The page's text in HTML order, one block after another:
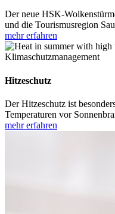
Der neue HSK-
und die Tourismusregion
mehr erfahren
Klimaschutzmanagement
Hitzeschutz
Der Hitzeschutz ist
Temperaturen vor
mehr erfahren